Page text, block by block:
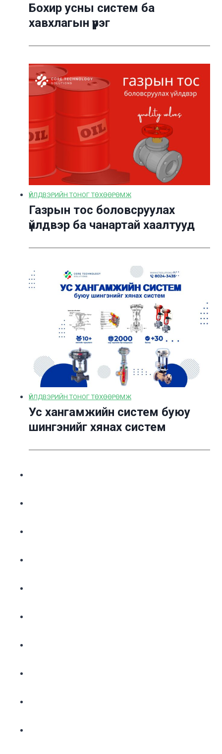
Бохир усны систем ба
хавхлагын үүрэг
ҮЙЛДВЭРИЙН ТОНОГ ТӨХӨӨРӨМЖ
Газрын тос боловсруулах
үйлдвэр ба чанартай хаалтууд
ҮЙЛДВЭРИЙН ТОНОГ ТӨХӨӨРӨМЖ
Ус хангамжийн систем буюу
шингэнийг хянах систем